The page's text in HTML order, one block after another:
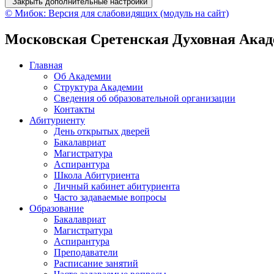
© Мибок: Версия для слабовидящих (модуль на сайт)
Московская Сретенская Духовная
Главная
Об Академии
Структура Академии
Сведения об образовательной организации
Контакты
Абитуриенту
День открытых дверей
Бакалавриат
Магистратура
Аспирантура
Школа Абитуриента
Личный кабинет абитуриента
Часто задаваемые вопросы
Образование
Бакалавриат
Магистратура
Аспирантура
Преподаватели
Расписание занятий